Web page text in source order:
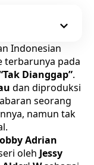
Indonesian
terbarunya pada
Dianggap”.
dan diproduksi
seorang
namun tak
Adrian
oleh Jessy